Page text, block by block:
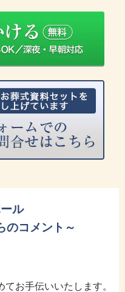
ル
のコメント～
てお手伝いいたします。